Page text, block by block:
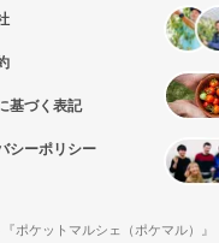
基づく表記
シーポリシー
ポケットマルシェ（ポケマル）』